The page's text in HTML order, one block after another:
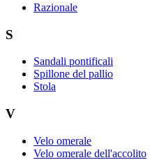
Razionale
S
Sandali pontificali
Spillone del pallio
Stola
V
Velo omerale
Velo omerale dell'accolito